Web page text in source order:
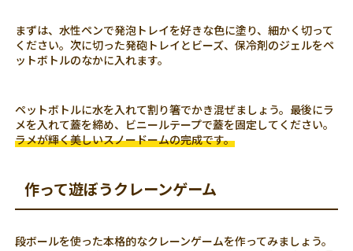
まずは、水性ペンで発泡トレイを好きな色に塗り、細かく切って
ください。次に切った発砲トレイとビーズ、保冷剤のジェルをペ
ットボトルのなかに入れます。
ペットボトルに水を入れて割り箸でかき混ぜましょう。最後にラ
メを入れて蓋を締め、ビニールテープで蓋を固定してください。
ラメが輝く美しいスノードームの完成です。
作って遊ぼうクレーンゲーム
段ボールを使った本格的なクレーンゲームを作ってみましょう。